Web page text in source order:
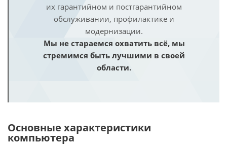
их гарантийном и постгарантийном
обслуживании, профилактике и
модернизации.
Мы не стараемся охватить всё, мы
стремимся быть лучшими в своей
области.
Основные характеристики
компьютера